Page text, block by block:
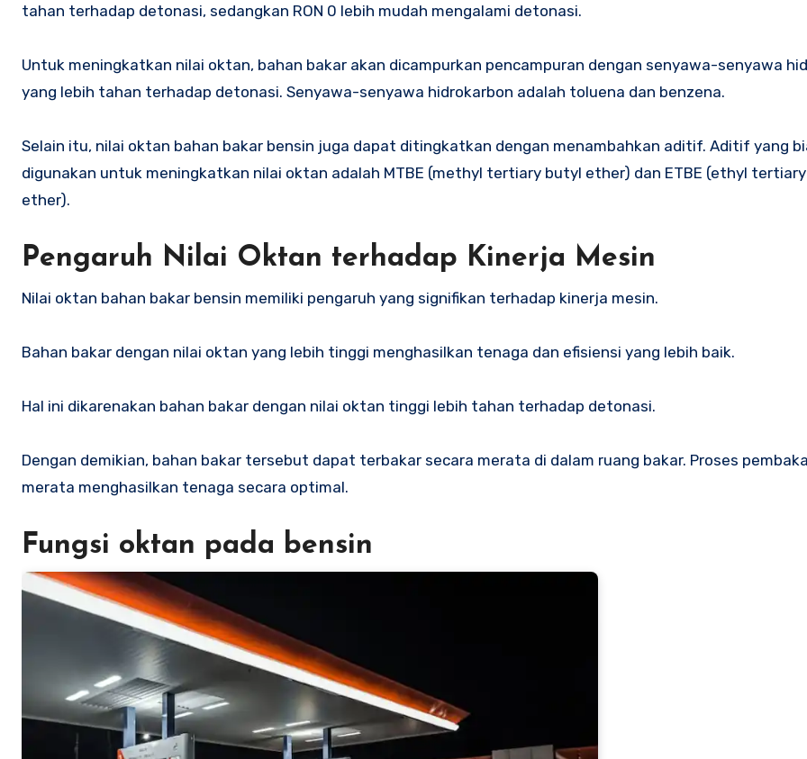
tahan terhadap detonasi, sedangkan RON 0 lebih mudah mengalami detonasi.
Untuk meningkatkan nilai oktan, bahan bakar akan dicampurkan pencampuran dengan senyawa-senyawa
yang lebih tahan terhadap detonasi. Senyawa-senyawa hidrokarbon adalah toluena dan benzena.
Selain itu, nilai oktan bahan bakar bensin juga dapat ditingkatkan dengan menambahkan aditif. Aditif yang
digunakan untuk meningkatkan nilai oktan adalah MTBE (methyl tertiary butyl ether) dan ETBE (ethyl
ether).
Pengaruh Nilai Oktan terhadap Kinerja Mesin
Nilai oktan bahan bakar bensin memiliki pengaruh yang signifikan terhadap kinerja mesin.
Bahan bakar dengan nilai oktan yang lebih tinggi menghasilkan tenaga dan efisiensi yang lebih baik.
Hal ini dikarenakan bahan bakar dengan nilai oktan tinggi lebih tahan terhadap detonasi.
Dengan demikian, bahan bakar tersebut dapat terbakar secara merata di dalam ruang bakar. Proses
merata menghasilkan tenaga secara optimal.
Fungsi oktan pada bensin